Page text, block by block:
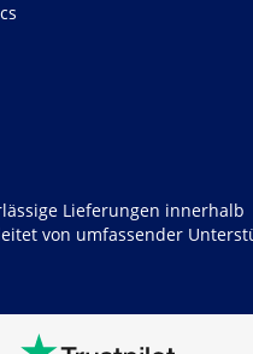
Lieferungen innerhalb
von umfassender